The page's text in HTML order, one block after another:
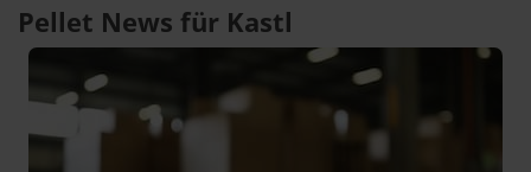
Pellet News für Kastl